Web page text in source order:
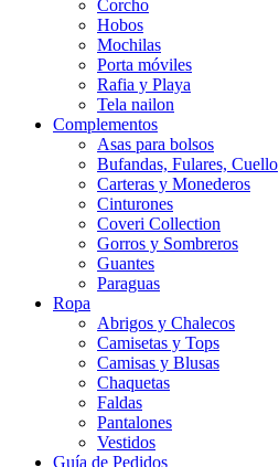
Corcho
Hobos
Mochilas
Porta móviles
Rafia y Playa
Tela nailon
Complementos
Asas para bolsos
Bufandas, Fulares, Cuello
Carteras y Monederos
Cinturones
Coveri Collection
Gorros y Sombreros
Guantes
Paraguas
Ropa
Abrigos y Chalecos
Camisetas y Tops
Camisas y Blusas
Chaquetas
Faldas
Pantalones
Vestidos
Guía de Pedidos